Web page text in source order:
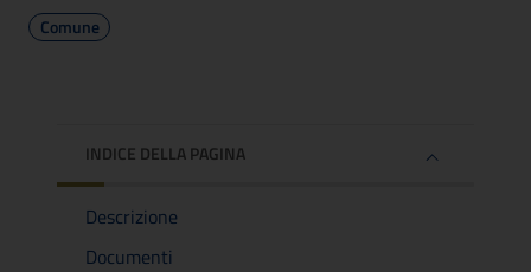
Comune
INDICE DELLA PAGINA
Descrizione
Documenti